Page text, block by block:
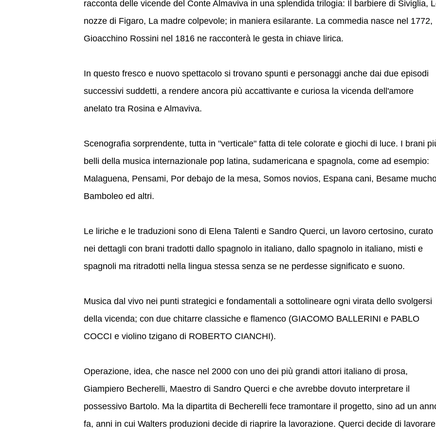
racconta delle vicende del Conte Almaviva in una splendida trilogia: Il barbiere di Siviglia,
nozze di Figaro, La madre colpevole; in maniera esilarante. La commedia nasce nel 1772,
Gioacchino Rossini nel 1816 ne racconterà le gesta in chiave lirica.
In questo fresco e nuovo spettacolo si trovano spunti e personaggi anche dai due episodi
successivi suddetti, a rendere ancora più accattivante e curiosa la vicenda dell'amore
anelato tra Rosina e Almaviva.
Scenografia sorprendente, tutta in "verticale" fatta di tele colorate e giochi di luce. I brani
belli della musica internazionale pop latina, sudamericana e spagnola, come ad esempio:
Malaguena, Pensami, Por debajo de la mesa, Somos novios, Espana cani, Besame
Bamboleo ed altri.
Le liriche e le traduzioni sono di Elena Talenti e Sandro Querci, un lavoro certosino, curato
nei dettagli con brani tradotti dallo spagnolo in italiano, dallo spagnolo in italiano, misti e
spagnoli ma ritradotti nella lingua stessa senza se ne perdesse significato e suono.
Musica dal vivo nei punti strategici e fondamentali a sottolineare ogni virata dello svolgersi
della vicenda; con due chitarre classiche e flamenco (GIACOMO BALLERINI e PABLO
COCCI e violino tzigano di ROBERTO CIANCHI).
Operazione, idea, che nasce nel 2000 con uno dei più grandi attori italiano di prosa,
Giampiero Becherelli, Maestro di Sandro Querci e che avrebbe dovuto interpretare il
possessivo Bartolo. Ma la dipartita di Becherelli fece tramontare il progetto, sino ad un
fa, anni in cui Walters produzioni decide di riaprire la lavorazione. Querci decide di lavorare